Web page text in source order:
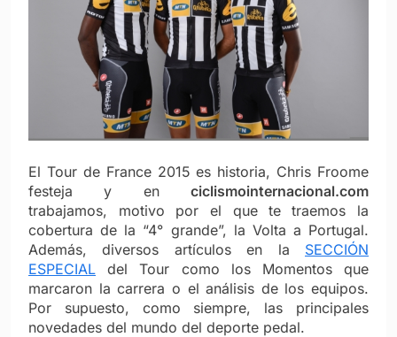
El Tour de France 2015 es historia, Chris Froome
festeja y en ciclismointernacional.com
trabajamos, motivo por el que
te traemos la
cobertura de la “4° grande”, la Volta a Portugal.
Además, diversos artículos en la SECCIÓN
ESPECIAL del Tour como los Momentos que
marcaron la carrera o el análisis de los equipos.
Por supuesto, como siempre, las principales
novedades del mundo del deporte pedal.